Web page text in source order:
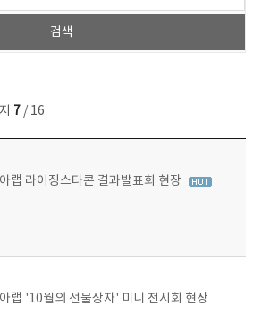
7 / 16
랩 라이징스타콘 결과발표회 현장
랩 '10월의 선물상자' 미니 전시회 현장